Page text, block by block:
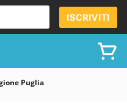
ISCRIVITI
Puglia